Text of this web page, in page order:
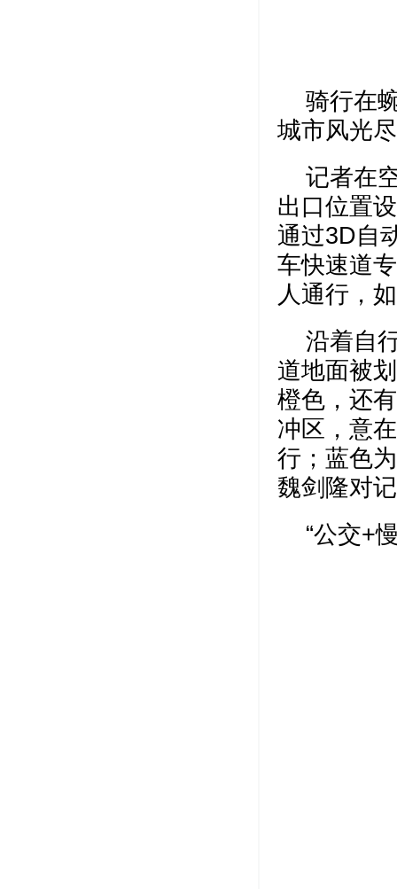
骑行在
城市风光
记者在
出口位置
通过3D自
车快速道
人通行，
沿着自
道地面被
橙色，还
冲区，意
行；蓝色
魏剑隆对
“公交+